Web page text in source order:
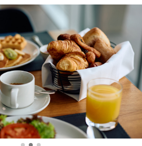
7 dagen per week beschikbaar
10+ miljoen leden